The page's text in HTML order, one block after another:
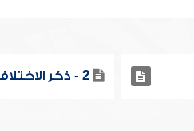
2 - ذكر الاختلاف على سفيان